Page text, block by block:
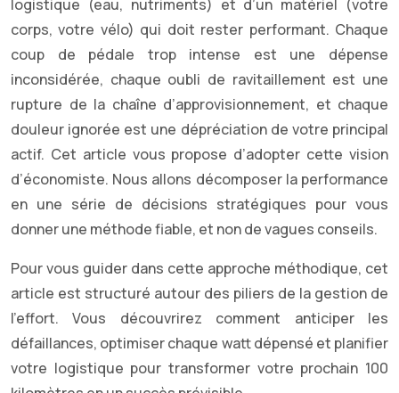
logistique (eau, nutriments) et d’un matériel (votre
corps, votre vélo) qui doit rester performant. Chaque
coup de pédale trop intense est une dépense
inconsidérée, chaque oubli de ravitaillement est une
rupture de la chaîne d’approvisionnement, et chaque
douleur ignorée est une dépréciation de votre principal
actif. Cet article vous propose d’adopter cette vision
d’économiste. Nous allons décomposer la performance
en une série de décisions stratégiques pour vous
donner une méthode fiable, et non de vagues conseils.
Pour vous guider dans cette approche méthodique, cet
article est structuré autour des piliers de la gestion de
l’effort. Vous découvrirez comment anticiper les
défaillances, optimiser chaque watt dépensé et planifier
votre logistique pour transformer votre prochain 100